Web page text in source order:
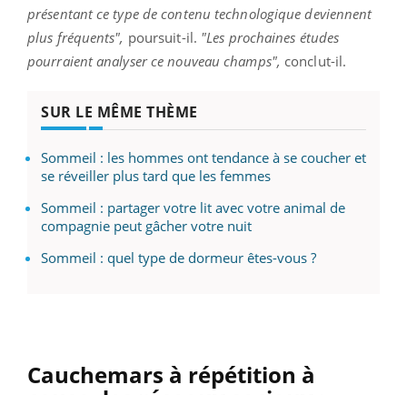
présentant ce type de contenu technologique deviennent
plus fréquents", poursuit-il. "Les prochaines études
pourraient analyser ce nouveau champs", conclut-il.
SUR LE MÊME THÈME
Sommeil : les hommes ont tendance à se coucher et
se réveiller plus tard que les femmes
Sommeil : partager votre lit avec votre animal de
compagnie peut gâcher votre nuit
Sommeil : quel type de dormeur êtes-vous ?
Cauchemars à répétition à